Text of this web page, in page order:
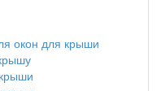
окон для крыши